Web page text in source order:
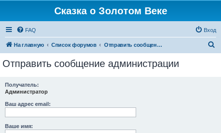
Сказка о Золотом Веке
FAQ Вход
На главную Список форумов Отправить сообщение администрации
Отправить сообщение администрации
Получатель:
Администратор
Ваш адрес email:
Ваше имя: